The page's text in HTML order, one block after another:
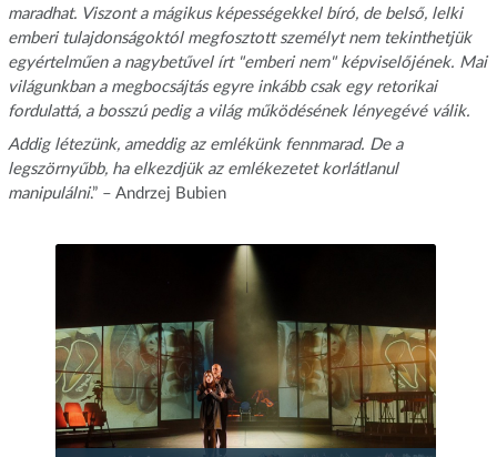
maradhat. Viszont a mágikus képességekkel bíró, de belső, lelki
emberi tulajdonságoktól megfosztott személyt nem tekinthetjük
egyértelműen a nagybetűvel írt "emberi nem" képviselőjének. Mai
világunkban a megbocsájtás egyre inkább csak egy retorikai
fordulattá, a bosszú pedig a világ működésének lényegévé válik.
Addig létezünk, ameddig az emlékünk fennmarad. De a
legszörnyűbb, ha elkezdjük az emlékezetet korlátlanul
manipulálni.” – Andrzej Bubien